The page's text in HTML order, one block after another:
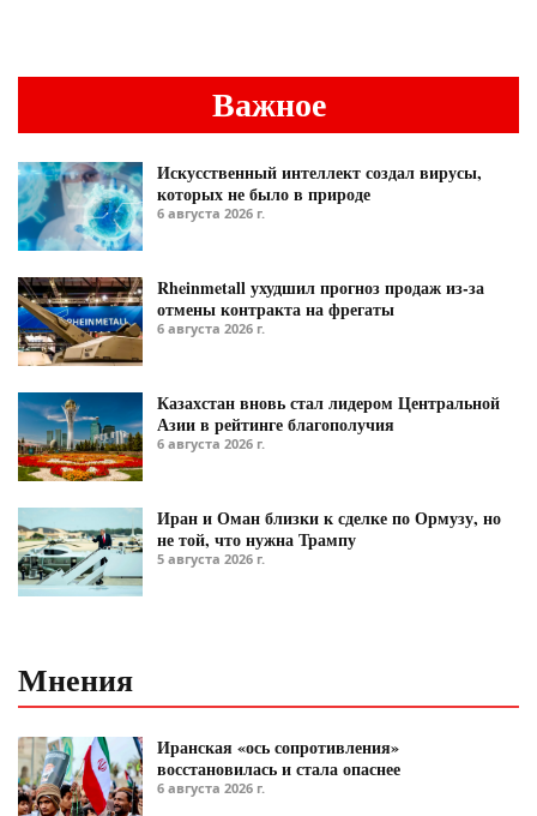
Важное
Искусственный интеллект создал вирусы,
которых не было в природе
6 августа 2026 г.
Rheinmetall ухудшил прогноз продаж из-за
отмены контракта на фрегаты
6 августа 2026 г.
Казахстан вновь стал лидером Центральной
Азии в рейтинге благополучия
6 августа 2026 г.
Иран и Оман близки к сделке по Ормузу, но
не той, что нужна Трампу
5 августа 2026 г.
Мнения
Иранская «ось сопротивления»
восстановилась и стала опаснее
6 августа 2026 г.